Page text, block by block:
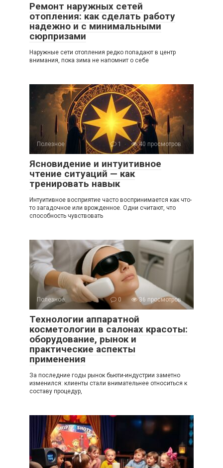
Ремонт наружных сетей
отопления: как сделать работу
надежно и с минимальными
сюрпризами
Наружные сети отопления редко попадают в центр
внимания, пока зима не напомнит о себе
Полезное 1 40 просмотров
Ясновидение и интуитивное
чтение ситуаций — как
тренировать навык
Интуитивное восприятие часто воспринимается как что-
то загадочное или врожденное. Одни считают, что
способность чувствовать
Полезное 0 36 просмотров
Технологии аппаратной
косметологии в салонах красоты:
оборудование, рынок и
практические аспекты
применения
За последние годы рынок бьюти-индустрии заметно
изменился: клиенты стали внимательнее относиться к
составу процедур,